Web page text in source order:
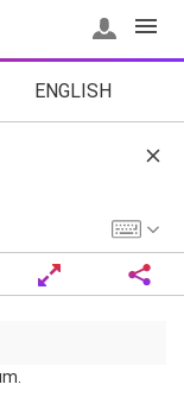
ENGLISH